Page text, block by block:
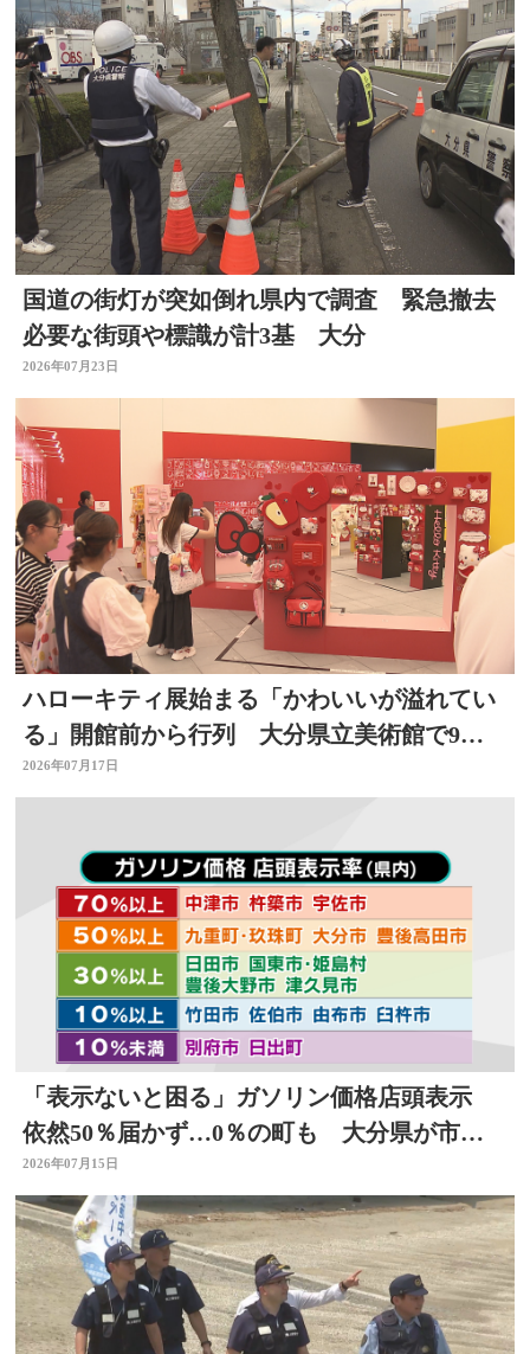
国道の街灯が突如倒れ県内で調査 緊急撤去
必要な街頭や標識が計3基 大分
2026年07月23日
ハローキティ展始まる「かわいいが溢れてい
る」開館前から行列 大分県立美術館で9月
23日まで
2026年07月17日
「表示ないと困る」ガソリン価格店頭表示
依然50％届かず…0％の町も 大分県が市町
村ごとの結果公表
2026年07月15日